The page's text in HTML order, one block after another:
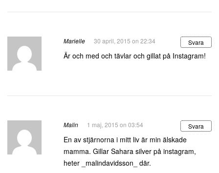
Marielle 30 april, 2015 on 22:34 Svara
Är och med och tävlar och gillat på Instagram!
Malin 1 maj, 2015 on 03:54 Svara
En av stjärnorna i mitt liv är min älskade
mamma. Gillar Sahara silver på instagram,
heter _malindavidsson_ där.